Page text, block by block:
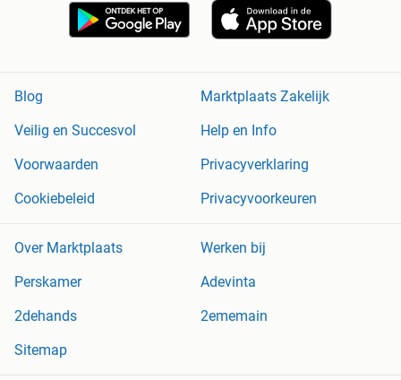
Blog
Marktplaats Zakelijk
Veilig en Succesvol
Help en Info
Voorwaarden
Privacyverklaring
Cookiebeleid
Privacyvoorkeuren
Over Marktplaats
Werken bij
Perskamer
Adevinta
2dehands
2ememain
Sitemap